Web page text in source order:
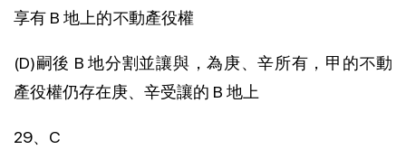
享有 B 地上的不動產役權
(D)嗣後 B 地分割並讓與，為庚、辛所有，甲的不動
產役權仍存在庚、辛受讓的 B 地上
29、C